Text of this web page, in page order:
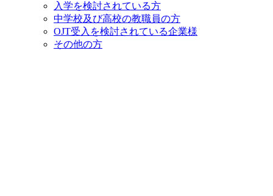
入学を検討されている方
中学校及び高校の教職員の方
OJT受入を検討されている企業様
その他の方